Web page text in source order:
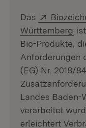
Das Extern:
Württemberg
Bio-Produkte,
Anforderungen
(EG) Nr. 2018/
Landes Baden-
verarbeitet
erleichtert